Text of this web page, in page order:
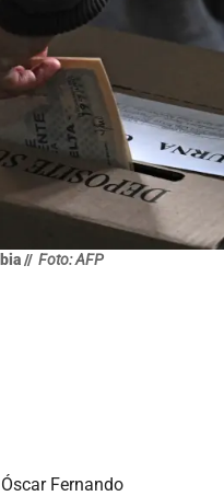
// Foto: AFP
Fernando